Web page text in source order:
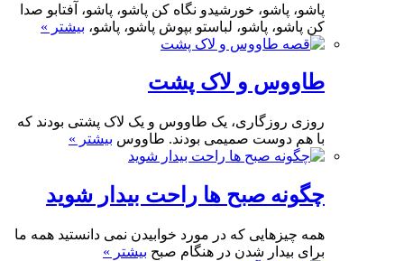
پاشو، پاشو، خورشیدو نگاه کن پاشو، پاشو، آفتابو صدا
کن پاشو، پاشو، لباستو بپوش پاشو، پاشو، بیشتر »
طاووس و لاک پشت
روزی روزگاری، یک طاووس و یک لاک پشتی بودند که
با هم دوست صمیمی بودند. طاووس بیشتر »
چگونه صبح ها راحت بیدار شوید
همه چیزهایی که در مورد خوابیدن نمی دانستید همه ما
برای بیدار شدن در هنگام صبح بیشتر »